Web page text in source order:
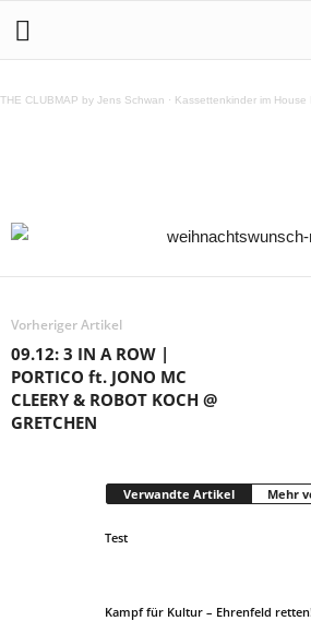
THE CLUBMAP by Jens Schwan · Kassettenkinder im House
Vorheriger Artikel
09.12: 3 IN A ROW |
PORTICO ft. JONO MC
CLEERY & ROBOT KOCH @
GRETCHEN
Verwandte Artikel Mehr
Test
Kampf für Kultur – Ehrenfeld